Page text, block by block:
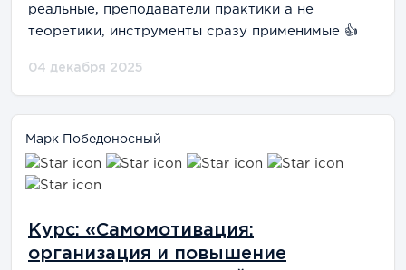
реальные, преподаватели практики а не
теоретики, инструменты сразу применимые 👍
04 декабря 2025
Марк Победоносный
Курс: «Самомотивация:
организация и повышение